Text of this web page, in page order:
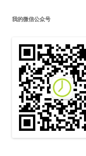
我的微信公众号